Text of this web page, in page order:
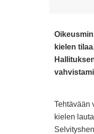
kielen
Tehtävään
kielen